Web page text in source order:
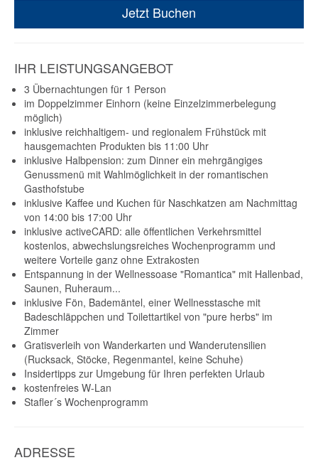
Jetzt Buchen
IHR LEISTUNGSANGEBOT
3 Übernachtungen für 1 Person
im Doppelzimmer Einhorn (keine Einzelzimmerbelegung
möglich)
inklusive reichhaltigem- und regionalem Frühstück mit
hausgemachten Produkten bis 11:00 Uhr
inklusive Halbpension: zum Dinner ein mehrgängiges
Genussmenü mit Wahlmöglichkeit in der romantischen
Gasthofstube
inklusive Kaffee und Kuchen für Naschkatzen am Nachmittag
von 14:00 bis 17:00 Uhr
inklusive activeCARD: alle öffentlichen Verkehrsmittel
kostenlos, abwechslungsreiches Wochenprogramm und
weitere Vorteile ganz ohne Extrakosten
Entspannung in der Wellnessoase "Romantica" mit Hallenbad,
Saunen, Ruheraum...
inklusive Fön, Bademäntel, einer Wellnesstasche mit
Badeschläppchen und Toilettartikel von "pure herbs" im
Zimmer
Gratisverleih von Wanderkarten und Wanderutensilien
(Rucksack, Stöcke, Regenmantel, keine Schuhe)
Insidertipps zur Umgebung für Ihren perfekten Urlaub
kostenfreies W-Lan
Stafler´s Wochenprogramm
ADRESSE